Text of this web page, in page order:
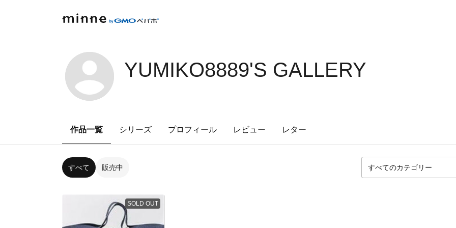
YUMIKO8889'S GALLERY
作品一覧 シリーズ プロフィール レビュー レター
すべて 販売中
SOLD OUT